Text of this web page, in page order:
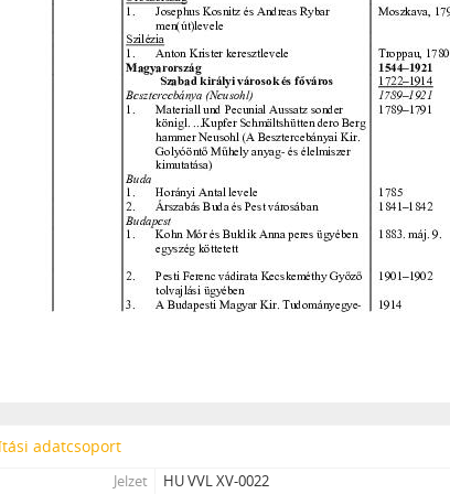
adatcsoport
Jelzet
HU VVL XV-0022